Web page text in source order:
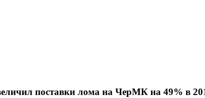
поставки лома на ЧерМК на 49% в